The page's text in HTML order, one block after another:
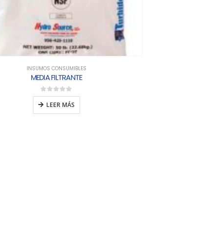
INSUMOS CONSUMIBLES
MEDIA FILTRANTE
0out of 5
LEER MÁS